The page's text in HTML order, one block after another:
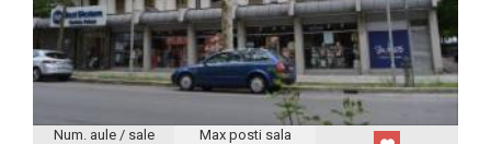
Num. aule / sale
Max posti sala